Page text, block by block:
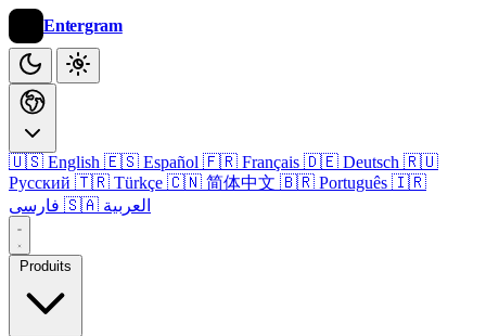
Entergram
🇺🇸 English 🇪🇸 Español 🇫🇷 Français 🇩🇪 Deutsch 🇷🇺
Русский 🇹🇷 Türkçe 🇨🇳 简体中文 🇧🇷 Português 🇮🇷
🇸🇦 العربية
Produits